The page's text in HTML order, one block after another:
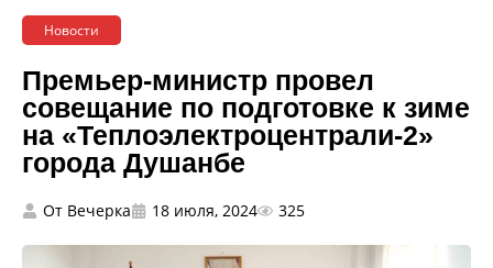
Новости
Премьер-министр провел
совещание по подготовке к зиме
на «Теплоэлектроцентрали-2»
города Душанбе
От Вечерка 18 июля, 2024 325